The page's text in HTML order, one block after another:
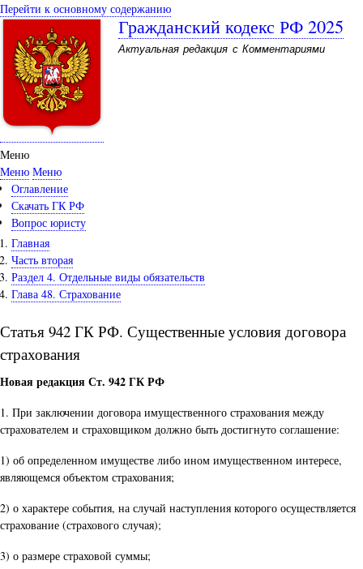
Перейти к основному содержанию
Гражданский кодекс РФ 2025
Актуальная редакция с Комментариями
Меню
Меню Меню
Оглавление
Скачать ГК РФ
Вопрос юристу
Главная
Часть вторая
Раздел 4. Отдельные виды обязательств
Глава 48. Страхование
Статья 942 ГК РФ. Существенные условия договора
страхования
Новая редакция Ст. 942 ГК РФ
1. При заключении договора имущественного страхования между
страхователем и страховщиком должно быть достигнуто соглашение:
1) об определенном имуществе либо ином имущественном интересе,
являющемся объектом страхования;
2) о характере события, на случай наступления которого осуществляется
страхование (страхового случая);
3) о размере страховой суммы;